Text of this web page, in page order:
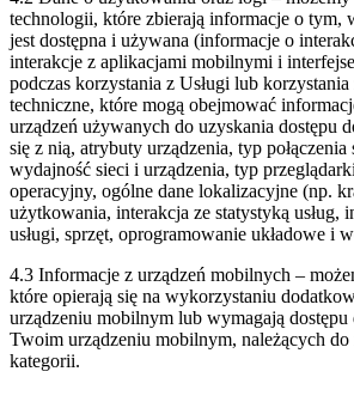
technologii, które zbierają informacje o tym,
jest dostępna i używana (informacje o
interakcje z aplikacjami mobilnymi i
podczas korzystania z Usługi lub
techniczne, które mogą obejmować
urządzeń używanych do uzyskania dostępu
się z nią, atrybuty urządzenia, typ połączenia
wydajność sieci i urządzenia, typ
operacyjny, ogólne dane lokalizacyjne (np.
użytkowania, interakcja ze statystyką usług,
usługi, sprzęt, oprogramowanie układowe i
4.3 Informacje z urządzeń mobilnych –
które opierają się na wykorzystaniu
urządzeniu mobilnym lub wymagają dostępu
Twoim urządzeniu mobilnym, należących
kategorii.